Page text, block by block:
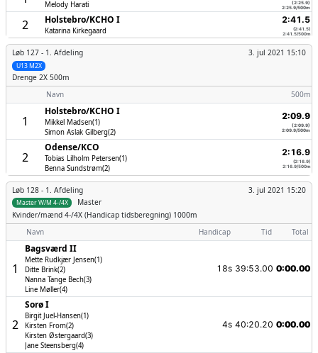
Melody Harati
(2:25.9)
2:25.9/500m
2 Holstebro/­KCHO I
Katarina Kirkegaard
2:41.5
(2:41.5)
2:41.5/500m
Løb 127 - 1. Afdeling 3. jul 2021 15:10
U13 M2X
Drenge 2X 500m
Navn
500m
1
Holstebro/­KCHO I
Mikkel Madsen(1)
Simon Aslak Gilberg(2)
2:09.9
(2:09.9)
2:09.9/500m
2
Odense/­KCO
Tobias Lilholm Petersen(1)
Benna Sundstrøm(2)
2:16.9
(2:16.9)
2:16.9/500m
Løb 128 - 1. Afdeling
Master
3. jul 2021 15:20
Master W/M 4-/4X
Kvinder/mænd 4-/4X (Handicap tidsberegning) 1000m
Navn
Handicap Tid Total
1
Bagsværd II
Mette Rudkjær Jensen(1)
Ditte Brink(2)
Nanna Tange Bech(3)
Line Møller(4)
18s 39:53.00 0:00.00
2
Sorø I
Birgit Juel-Hansen(1)
Kirsten From(2)
Kirsten Østergaard(3)
Jane Steensberg(4)
4s 40:20.20 0:00.00